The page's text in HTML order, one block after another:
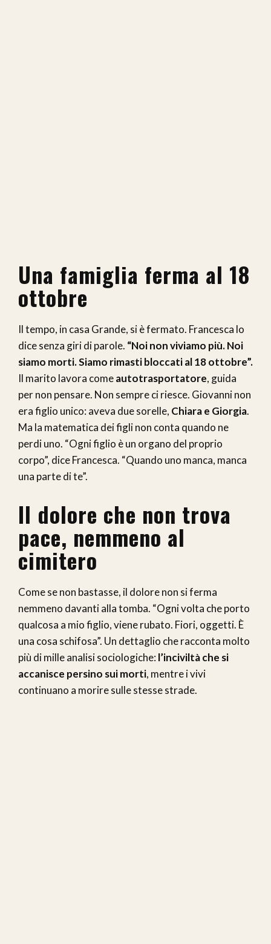
Una famiglia ferma al 18
ottobre
Il tempo, in casa Grande, si è fermato. Francesca lo
dice senza giri di parole. “Noi non viviamo più. Noi
siamo morti. Siamo rimasti bloccati al 18 ottobre”.
Il marito lavora comeautotrasportatore, guida
per non pensare. Non sempre ci riesce. Giovanni non
era figlio unico: aveva due sorelle, Chiara e Giorgia.
Ma la matematica dei figli non conta quando ne
perdi uno. “Ogni figlio è un organo del proprio
corpo”, dice Francesca. “Quando uno manca, manca
una parte di te”.
Il dolore che non trova
pace, nemmeno al
cimitero
Come se non bastasse, il dolore non si ferma
nemmeno davanti alla tomba. “Ogni volta che porto
qualcosa a mio figlio, viene rubato. Fiori, oggetti. È
una cosa schifosa”. Un dettaglio che racconta molto
più di mille analisi sociologiche: l’inciviltà che si
accanisce persino sui morti, mentre i vivi
continuano a morire sulle stesse strade.